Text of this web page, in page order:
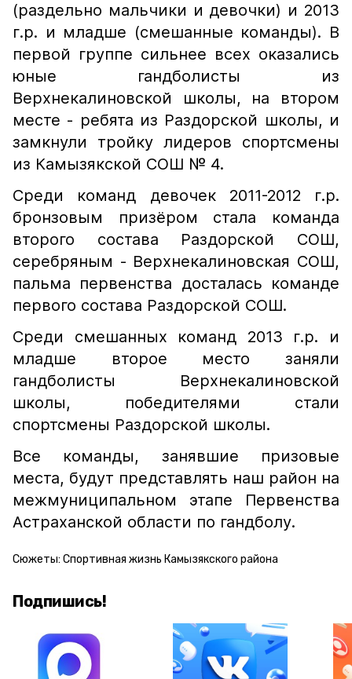
(раздельно мальчики и девочки) и 2013
г.р. и младше (смешанные команды). В
первой группе сильнее всех оказались
юные гандболисты из
Верхнекалиновской школы, на втором
месте - ребята из Раздорской школы, и
замкнули тройку лидеров спортсмены
из Камызякской СОШ № 4.
Среди команд девочек 2011-2012 г.р.
бронзовым призёром стала команда
второго состава Раздорской СОШ,
серебряным - Верхнекалиновская СОШ,
пальма первенства досталась команде
первого состава Раздорской СОШ.
Среди смешанных команд 2013 г.р. и
младше второе место заняли
гандболисты Верхнекалиновской
школы, победителями стали
спортсмены Раздорской школы.
Все команды, занявшие призовые
места, будут представлять наш район на
межмуниципальном этапе Первенства
Астраханской области по гандболу.
Сюжеты: Спортивная жизнь Камызякского района
Подпишись!